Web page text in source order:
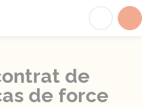
de
de force